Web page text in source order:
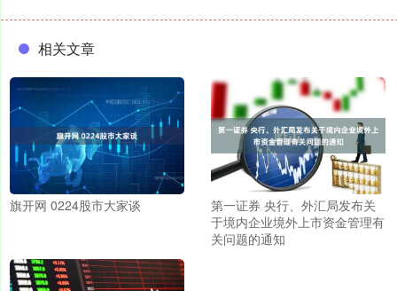
相关文章
旗开网 0224股市大家谈
第一证券 央行、外汇局发布关
于境内企业境外上市资金管理有
关问题的通知